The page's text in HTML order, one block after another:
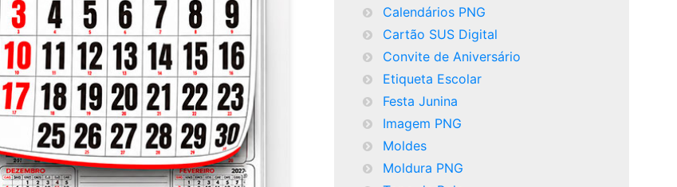
Calendários PNG
Cartão SUS Digital
Convite de Aniversário
Etiqueta Escolar
Festa Junina
Imagem PNG
Moldes
Moldura PNG